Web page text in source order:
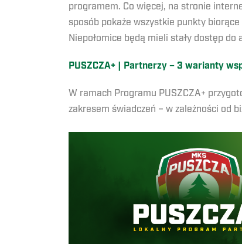
programem. Co więcej, na stronie
sposób pokaże wszystkie punkty
Niepołomice będą mieli stały dostęp
PUSZCZA+ | Partnerzy – 3 warianty
W ramach Programu PUSZCZA+
zakresem świadczeń – w zależności od